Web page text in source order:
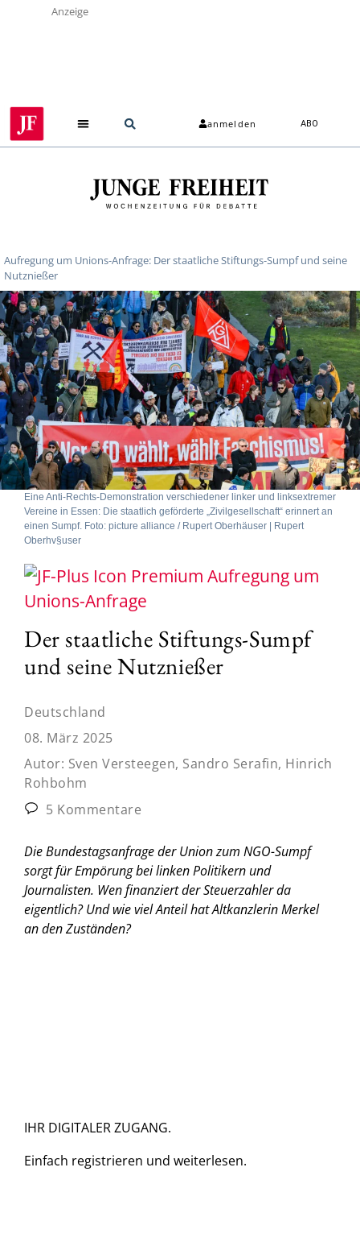
Anzeige
anmelden ABO
Aufregung um Unions-Anfrage: Der staatliche Stiftungs-Sumpf und seine
Nutznießer
Eine Anti-Rechts-Demonstration verschiedener linker und linksextremer
Vereine in Essen: Die staatlich geförderte „Zivilgesellschaft“ erinnert an
einen Sumpf. Foto: picture alliance / Rupert Oberhäuser | Rupert
Oberhv§user
Aufregung um
Unions-Anfrage
Der staatliche Stiftungs-Sumpf
und seine Nutznießer
Deutschland
08. März 2025
Autor: Sven Versteegen, Sandro Serafin, Hinrich
Rohbohm
5 Kommentare
Die Bundestagsanfrage der Union zum NGO-Sumpf
sorgt für Empörung bei linken Politikern und
Journalisten. Wen finanziert der Steuerzahler da
eigentlich? Und wie viel Anteil hat Altkanzlerin Merkel
an den Zuständen?
IHR DIGITALER ZUGANG.
Einfach registrieren und weiterlesen.